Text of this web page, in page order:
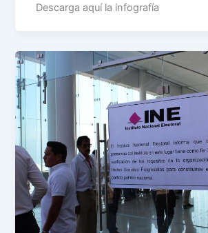
Descarga aquí la infografía